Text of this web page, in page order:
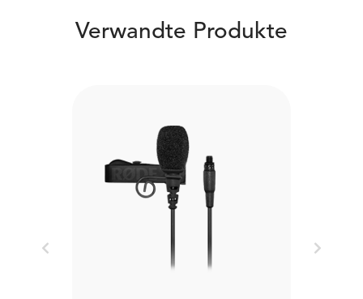
Verwandte Produkte
Previous Next